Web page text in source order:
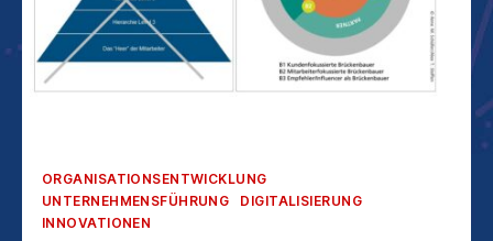
Kategorien
ORGANISATIONSENTWICKLUNG
UNTERNEHMENSFÜHRUNG
DIGITALISIERUNG
INNOVATIONEN